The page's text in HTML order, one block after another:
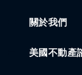
關於我們
美國不動產